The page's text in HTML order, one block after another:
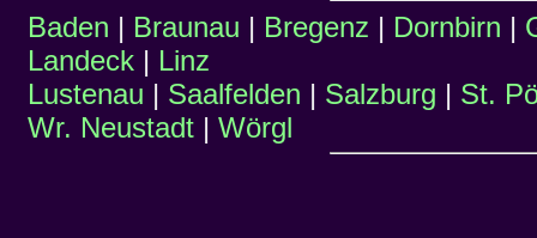
Baden | Braunau | Bregenz | Dornbirn |
Landeck | Linz
Lustenau | Saalfelden | Salzburg | St.
Wr. Neustadt | Wörgl